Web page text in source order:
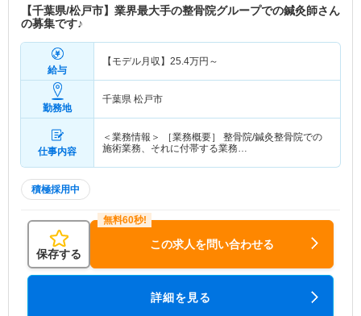
【千葉県/松戸市】業界最大手の整骨院グループでの鍼灸師さん
の募集です♪
給与
【モデル月収】 25.4万円～
勤務地
千葉県 松戸市
仕事内容
＜業務情報＞ ［業務概要］ 整骨院/鍼灸整骨院での
施術業務、それに付帯する業務…
積極採用中
保存する
この求人を問い合わせる
詳細を見る